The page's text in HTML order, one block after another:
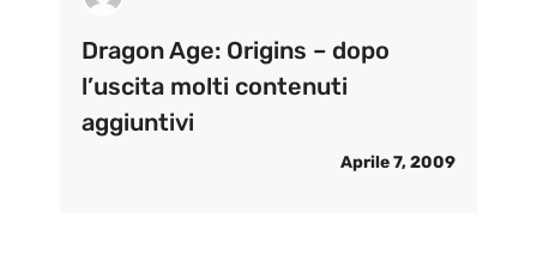
Dragon Age: Origins – dopo
l’uscita molti contenuti
aggiuntivi
Aprile 7, 2009